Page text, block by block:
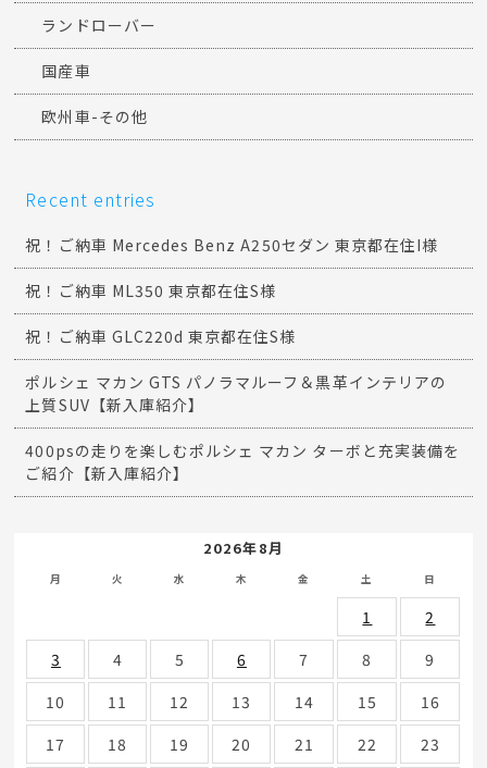
ランドローバー
国産車
欧州車-その他
Recent entries
祝！ご納車 Mercedes Benz A250セダン 東京都在住I様
祝！ご納車 ML350 東京都在住S様
祝！ご納車 GLC220d 東京都在住S様
ポルシェ マカン GTS パノラマルーフ＆黒革インテリアの
上質SUV【新入庫紹介】
400psの走りを楽しむポルシェ マカン ターボと充実装備を
ご紹介【新入庫紹介】
2026年8月
月 火 水 木 金 土 日
1
2
3
4 5 6 7 8
9
10
11 12 13 14 15
16
17
18 19 20 21 22 23